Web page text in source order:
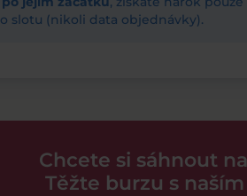
slotu (nikoli data objednávky).
Chcete si sáhnout
Těžte burzu s